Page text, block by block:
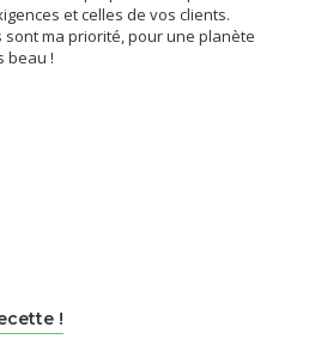
et celles de vos clients.
ma priorité, pour une planète
beau !
!